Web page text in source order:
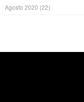
Agosto 2020 (22)